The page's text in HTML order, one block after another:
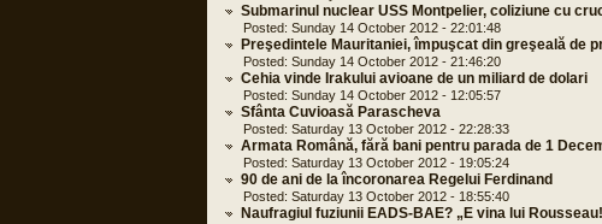
Submarinul nuclear USS Montpelier, coliziune cu
Posted: Sunday 14 October 2012 - 22:01:48
Preşedintele Mauritaniei, împuşcat din greşeală de
Posted: Sunday 14 October 2012 - 21:46:20
Cehia vinde Irakului avioane de un miliard de dolari
Posted: Sunday 14 October 2012 - 12:05:57
Sfânta Cuvioasă Parascheva
Posted: Saturday 13 October 2012 - 22:28:33
Armata Română, fără bani pentru parada de 1
Posted: Saturday 13 October 2012 - 19:05:24
90 de ani de la încoronarea Regelui Ferdinand
Posted: Saturday 13 October 2012 - 18:55:40
Naufragiul fuziunii EADS-BAE? „E vina lui